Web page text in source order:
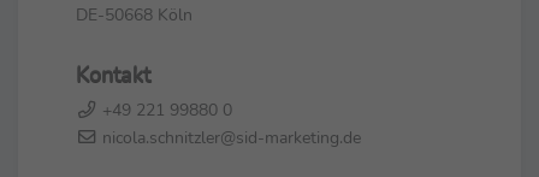
DE-50668 Köln
Kontakt
+49 221 99880 0
nicola.schnitzler@sid-marketing.de